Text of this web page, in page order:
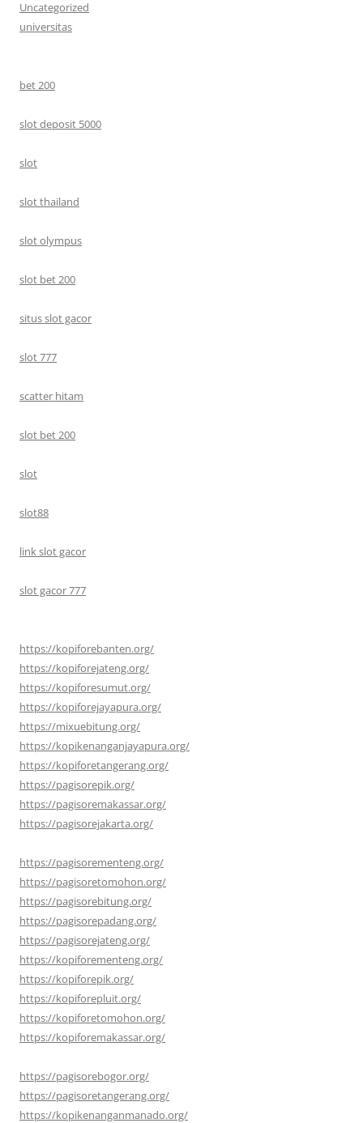
Uncategorized
universitas
bet 200
slot deposit 5000
slot
slot thailand
slot olympus
slot bet 200
situs slot gacor
slot 777
scatter hitam
slot bet 200
slot
slot88
link slot gacor
slot gacor 777
https://kopiforebanten.org/
https://kopiforejateng.org/
https://kopiforesumut.org/
https://kopiforejayapura.org/
https://mixuebitung.org/
https://kopikenanganjayapura.org/
https://kopiforetangerang.org/
https://pagisorepik.org/
https://pagisoremakassar.org/
https://pagisorejakarta.org/
https://pagisorementeng.org/
https://pagisoretomohon.org/
https://pagisorebitung.org/
https://pagisorepadang.org/
https://pagisorejateng.org/
https://kopiforementeng.org/
https://kopiforepik.org/
https://kopiforepluit.org/
https://kopiforetomohon.org/
https://kopiforemakassar.org/
https://pagisorebogor.org/
https://pagisoretangerang.org/
https://kopikenanganmanado.org/